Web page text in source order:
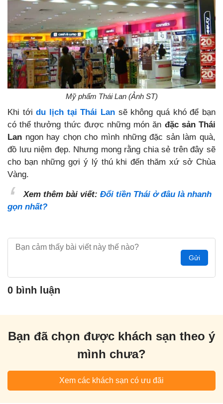
Mỹ phẩm Thái Lan (Ảnh ST)
Khi tớidu lịch tại Thái Lan sẽ không quá khó để bạn
có thể thưởng thức được những món ăn đặc sản Thái
Lan ngon hay chọn cho mình những đặc sản làm quà,
đồ lưu niệm đẹp. Nhưng mong rằng chia sẻ trên đây sẽ
cho bạn những gợi ý lý thú khi đến thăm xứ sở Chùa
Vàng.
Xem thêm bài viết: Đổi tiền Thái ở đâu là nhanh
gọn nhất?
Gửi
0 bình luận
Bạn đã chọn được khách sạn theo ý
mình chưa?
Xem các khách sạn có ưu đãi